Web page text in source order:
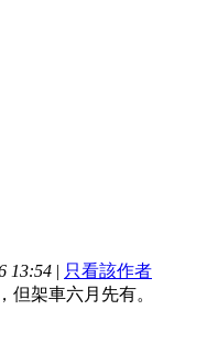
13:54 | 只看該作者
但架車六月先有。